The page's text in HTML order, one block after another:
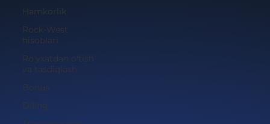
Hamkorlik
Rock-West
hisoblari
Ro'yxatdan o'tish
va tasdiqlash
Bonus
Diling